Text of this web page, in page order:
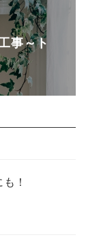
事～ト
！